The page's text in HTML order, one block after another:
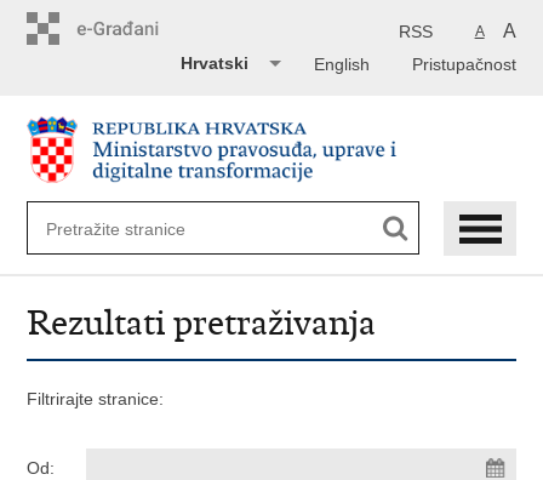
A A
RSS
Pristupačnost
English
Hrvatski
Rezultati pretraživanja
Filtrirajte stranice:
Od: